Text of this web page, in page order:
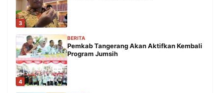
3
4
BERITA
Pemkab Tangerang Akan Aktifkan Kembali
Program Jumsih